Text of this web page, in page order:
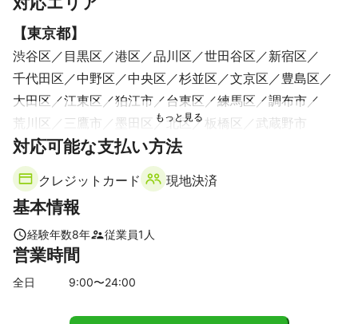
【東京都】
渋谷区 目黒区 港区 品川区 世田谷区
新宿区
千代田区
中野区 中央区 杉並区 文京区
豊島区
大田区
江東区 狛江市 台東区 練馬区
調布市
荒川区
三鷹市 墨田区 北区 板橋区 武蔵野市
【神奈川県】
川崎市
対応可能な支払い方法
クレジットカード 現地決済
基本情報
経験年数8年 従業員1 人
営業時間
全日 9:00〜24:00